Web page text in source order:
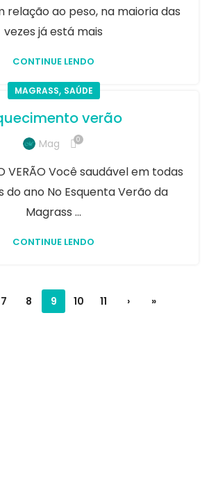
relação ao peso, na maioria das
vezes já está mais
CONTINUE LENDO
MAGRASS, SAÚDE
verão
Mag 0
VERÃO Você saudável em todas
do ano No Esquenta Verão da
Magrass ...
CONTINUE LENDO
7 8 9 10 11 › »